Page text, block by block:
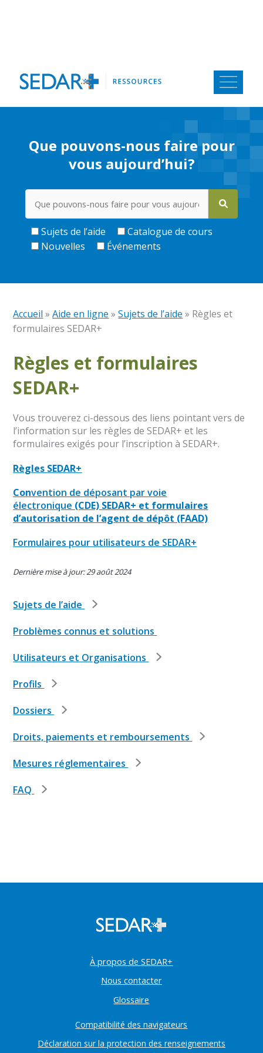
contenu
Que pouvons-nous faire pour
vous aujourd’hui?
Sujets de l’aide
Catalogue de cours
Nouvelles
Événements
Sujets de l’aide
Problèmes connus et solutions
Utilisateurs et Organisations
Profils
Dossiers
Droits, paiements et remboursements
Mesures réglementaires
FAQ
Accueil »Aide en ligne »Sujets de l’aide » Règles et
formulaires SEDAR+
Règles et formulaires
SEDAR+
Vous trouverez ci-dessous des liens pointant vers de
l’information sur les règles de SEDAR+ et les
formulaires exigés pour l’inscription à SEDAR+.
Règles SEDAR+
Convention de déposant par voie
électronique (CDE) SEDAR+ et formulaires
d’autorisation de l’agent de dépôt (FAAD)
Formulaires pour utilisateurs de SEDAR+
Dernière mise à jour: 29 août 2024
À propos de SEDAR+
Nous contacter
Glossaire
Compatibilité des navigateurs
Déclaration sur la protection des renseignements